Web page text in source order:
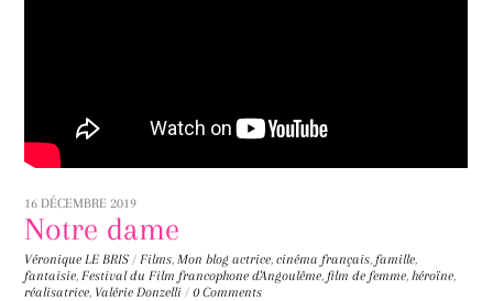
16 DÉCEMBRE 2019
Notre dame
Véronique LE BRIS / Films,Mon blog actrice,cinéma français, famille,
fantaisie,Festival du Film francophone d'Angoulême, film de femme,héroïne,
réalisatrice, Valérie Donzelli / 0 Comments